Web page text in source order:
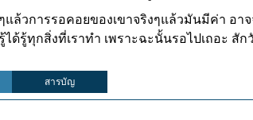
แล้วการรอคอยของเขาจริงๆแล้วมันมีค่า อา
ได้รู้ทุกสิ่งที่เราทำ เพราะฉะนั้นรอไปเถอะ สั
สารบัญ